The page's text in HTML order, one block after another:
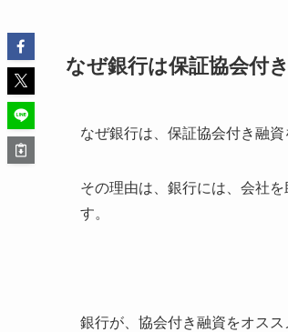
なぜ銀行は保証協会付
なぜ銀行は、保証協会付き融
その理由は、銀行には、会社
す。
銀行が、協会付き融資をオスス